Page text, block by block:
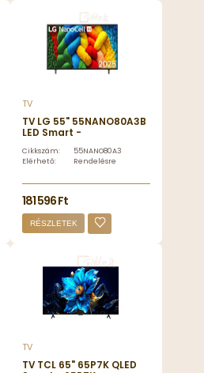
TV
TV LG 55" 55NANO80A3B
LED Smart -
Cikkszám:
55NANO80A3B.AEU
Elérhető:
Rendelésre
181 596 Ft
RÉSZLETEK
TV
TV TCL 65" 65P7K QLED